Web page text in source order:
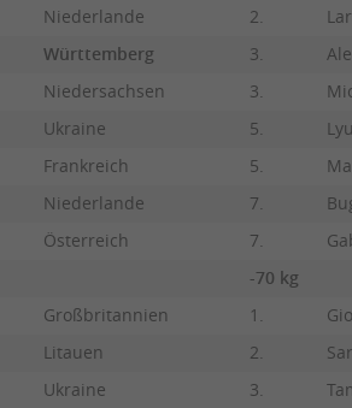
Niederlande 2.
Württemberg 3.
Niedersachsen 3.
Ukraine 5.
Frankreich 5.
Niederlande 7.
Österreich 7.
-70 kg
Großbritannien 1.
Litauen 2.
Ukraine 3.